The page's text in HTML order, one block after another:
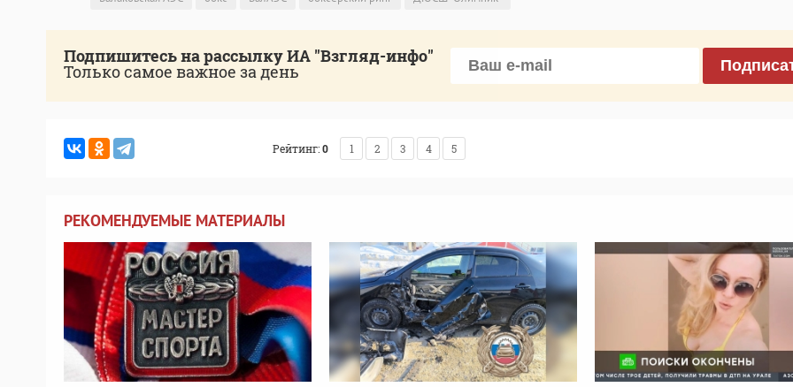
Подпишитесь на рассылку ИА "Взгляд-инфо"
Только самое важное за день
Рейтинг:0 1 2 3 4 5
РЕКОМЕНДУЕМЫЕ МАТЕРИАЛЫ